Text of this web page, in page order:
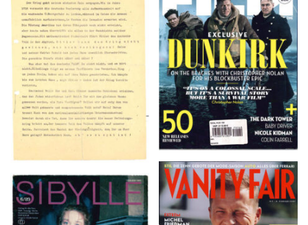
TOTAL FILM #260 –
SUMMER 2017
Flugblätter der Weissen
Rose – V, Januar 1943
VANITY FAIR – Nr. 7 –
SIBYLLE 6/89